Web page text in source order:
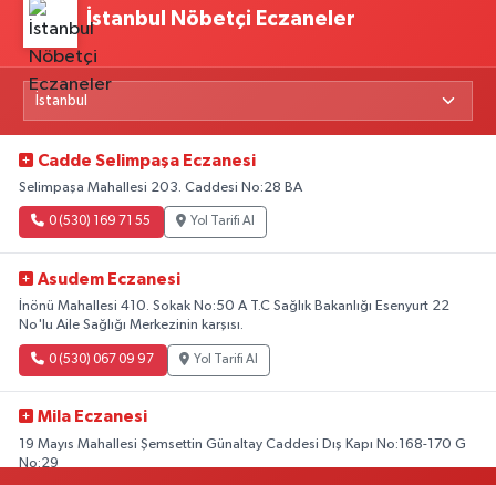
İstanbul Nöbetçi Eczaneler
Cadde Selimpaşa Eczanesi
Selimpaşa Mahallesi 203. Caddesi No:28 BA
0 (530) 169 71 55 Yol Tarifi Al
Asudem Eczanesi
İnönü Mahallesi 410. Sokak No:50 A T.C Sağlık Bakanlığı Esenyurt 22
No'lu Aile Sağlığı Merkezinin karşısı.
0 (530) 067 09 97 Yol Tarifi Al
Mila Eczanesi
19 Mayıs Mahallesi Şemsettin Günaltay Caddesi Dış Kapı No:168-170 G
No:29